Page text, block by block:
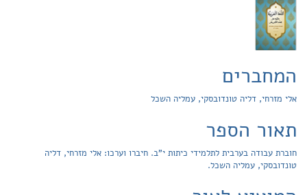
המחברים
אלי מזרחי, דליה טונדובסקי, עמליה השכל
תאור הספר
חוברת עבודה בערבית לתלמידי כיתות י"ב. חיברו וערכו: אלי מזרחי, דליה
טונדובסקי, עמליה השכל.